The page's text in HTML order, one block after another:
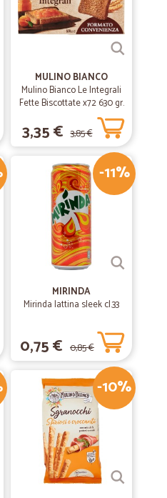
MULINO BIANCO
Mulino Bianco Le Integrali
Fette Biscottate x72 630 gr.
3,35 € 3,85 €
-11%
MIRINDA
Mirinda lattina sleek cl.33
0,75 € 0,85 €
-10%